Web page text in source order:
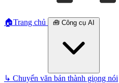
🏠Trang chủ 🧰 Công cụ AI
↳ Chuyển văn bản thành giọng nói